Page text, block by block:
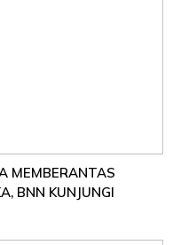
MEMBERANTAS
BNN KUNJUNGI